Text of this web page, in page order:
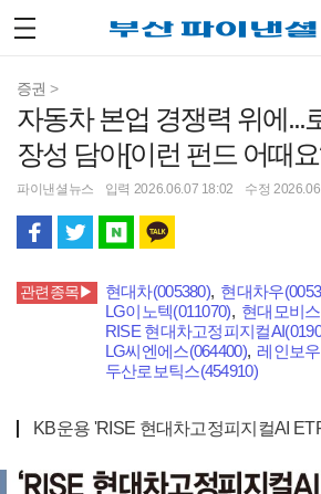
증권 >
자동차 본업 경쟁력 위에...
장성 담아[이런 펀드 어때
파이낸셜뉴스 입력 2026.06.07 18:02 수정
관련종목▶ 현대차(005380), 현대차우
LG이노텍(011070), 현대모비
RISE 현대차고정피지컬
LG씨엔에스(064400), 레인보
두산로보틱스(454910)
KB운용 'RISE 현대차고정피지컬AI